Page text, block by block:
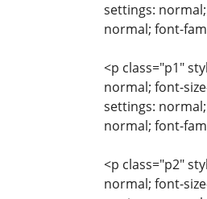
settings:
normal; font-
<p class="p1"
normal; font-
settings:
normal; font-
<p class="p2"
normal; font-